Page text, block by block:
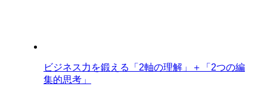
ビジネス力を鍛える「2軸の理解」＋「2つの編
集的思考」